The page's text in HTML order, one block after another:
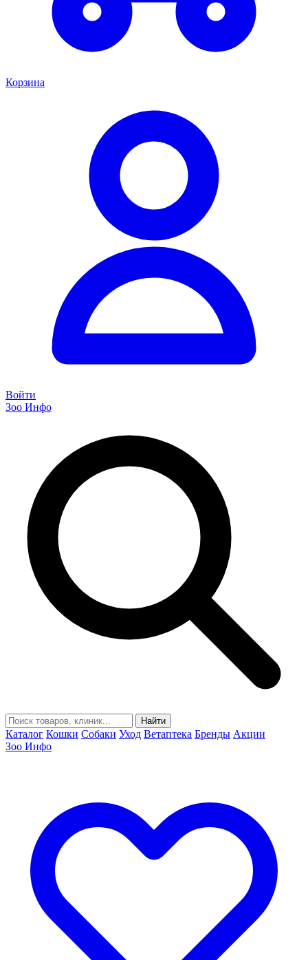
Корзина
Войти
Зоо Инфо
Найти
Каталог Кошки Собаки Уход Ветаптека Бренды Акции
Зоо Инфо